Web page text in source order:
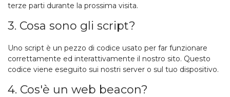
terze parti durante la prossima visita.
3. Cosa sono gli script?
Uno script è un pezzo di codice usato per far funzionare
correttamente ed interattivamente il nostro sito. Questo
codice viene eseguito sui nostri server o sul tuo dispositivo.
4. Cos'è un web beacon?